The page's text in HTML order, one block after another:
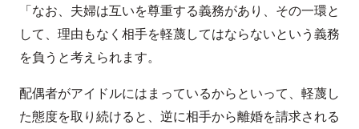
「なお、夫婦は互いを尊重する義務があり、その一環と
して、理由もなく相手を軽蔑してはならないという義務
を負うと考えられます。
配偶者がアイドルにはまっているからといって、軽蔑し
た態度を取り続けると、逆に相手から離婚を請求される